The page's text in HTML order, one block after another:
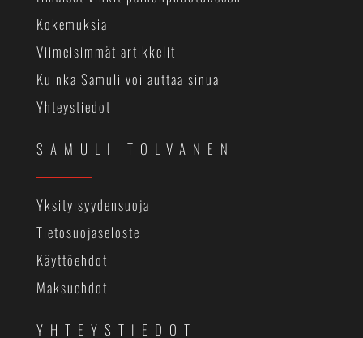
Kokemuksia
Viimeisimmät artikkelit
Kuinka Samuli voi auttaa sinua
Yhteystiedot
SAMULI TOLVANEN
Yksityisyydensuoja
Tietosuojaseloste
Käyttöehdot
Maksuehdot
YHTEYSTIEDOT